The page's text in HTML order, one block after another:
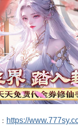
： https://